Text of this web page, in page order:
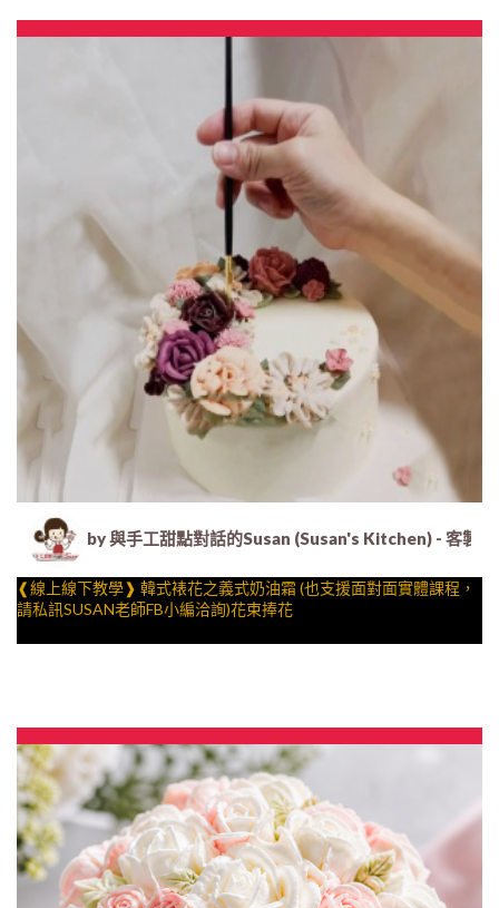
by 與手工甜點對話的Susan (Susan's Kitchen) - 客製
❰線上線下教學❱ 韓式裱花之義式奶油霜 (也支援面對面實體課程，
請私訊SUSAN老師FB小編洽詢)花束捧花